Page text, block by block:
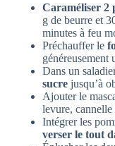
Caraméliser 2
g de beurre et
minutes à feu
Préchauffer le
généreusement
Dans un
sucre jusqu’à
Ajouter le
levure, cannelle
Intégrer les
verser le tout